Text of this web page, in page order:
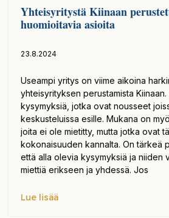
Yhteisyritystä Kiinaan
huomioitavia asioita
23.8.2024
Useampi yritys on viime aikoina
yhteisyrityksen perustamista Kiinaan.
kysymyksiä, jotka ovat nousseet
keskusteluissa esille. Mukana on
joita ei ole mietitty, mutta jotka ovat
kokonaisuuden kannalta. On tärkeä
että alla olevia kysymyksiä ja niiden
miettiä erikseen ja yhdessä. Jos
Lue lisää